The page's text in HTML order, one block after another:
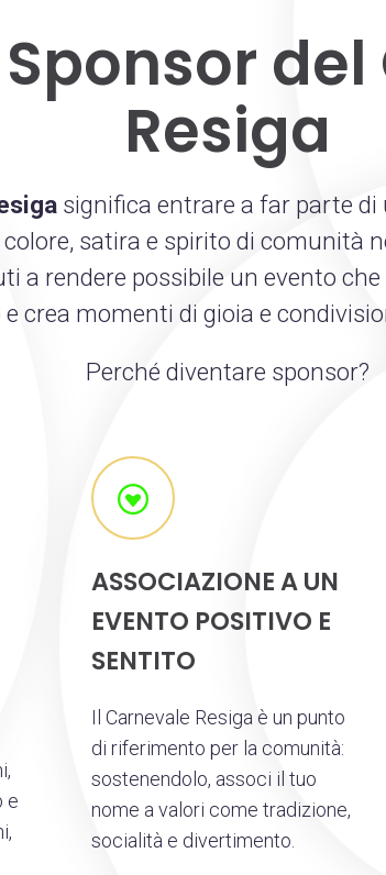
Resiga
significa entrare a far parte di
satira e spirito di comunità
a rendere possibile un evento
crea momenti di gioia e
Perché diventare sponsor?
e
ASSOCIAZIONE A UN
EVENTO POSITIVO E
SENTITO
Il Carnevale Resiga è un punto
di riferimento per la comunità:
sostenendolo, associ il tuo
nome a valori come tradizione,
socialità e divertimento.